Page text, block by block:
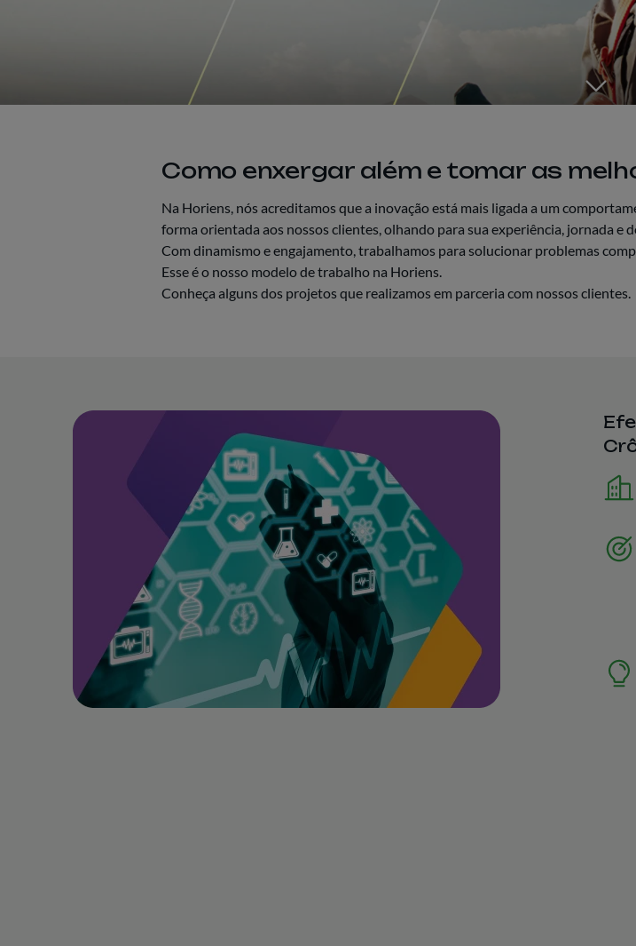
Go to
Como enxergar além e tomar as
Na Horiens, nós acreditamos que a inovação está mais ligada a um
forma orientada aos nossos clientes, olhando para sua experiência, jornada e
Com dinamismo e engajamento, trabalhamos para solucionar problemas
Esse é o nosso modelo de trabalho na Horiens.
Conheça alguns dos projetos que realizamos em parceria com nossos clientes.